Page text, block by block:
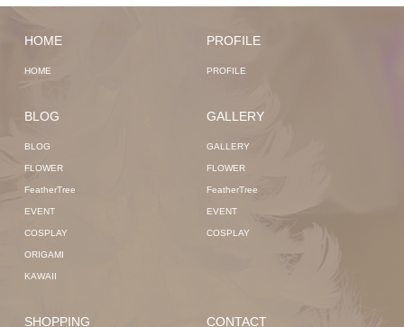
HOME
HOME
PROFILE
PROFILE
BLOG
BLOG
FLOWER
FeatherTree
EVENT
COSPLAY
ORIGAMI
KAWAII
GALLERY
GALLERY
FLOWER
FeatherTree
EVENT
COSPLAY
SHOPPING CONTACT